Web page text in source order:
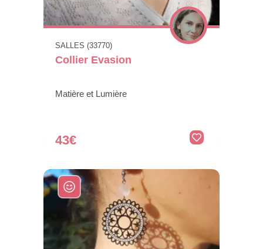
SALLES (33770)
Collier Evasion
Matière et Lumière
43€